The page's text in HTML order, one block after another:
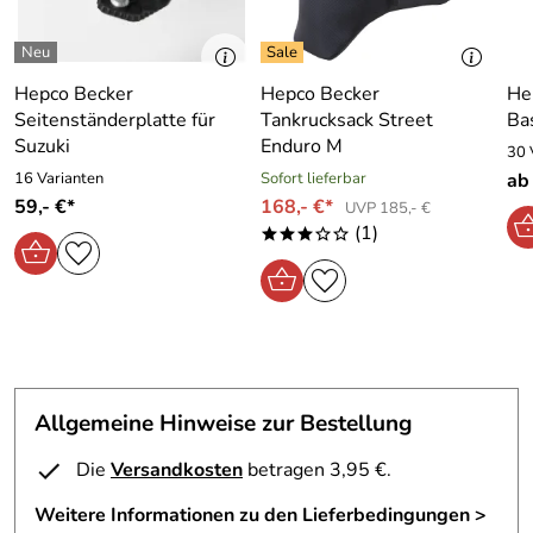
mehr. Einzelteile oder einzelne Seiten können ohne
Probleme bei uns via Mail bestellt werden.
schützt Tank, Seitenverkleidung und Vorbau
hochwertige Beschichtung
nützlich beim Verzurren des Motorrads
stabiles Rundrohr aus deutscher Fertigung
Lieferumfang: rechts + links + Anbaumaterial
Motorschutzbügel müssen nicht eingetragen werden
und benötigen keine ABE
bitte beachten Sie die hinterlegte Anbauanleitung
000).
- Gewicht: 3,3 kg
Hepco Becker
Seitenständerplatte für
Suzuki
16 Varianten
59,- €*
Hepco Becker
Tankrucksack Street
Enduro M
Sofort lieferbar
168,- €* UVP 185,- €
***oo (1)
30
Allgemeine Hinweise zur Bestellung
Die Versandkosten betragen 3,95 €.
Weitere Informationen zu den Lieferbedingungen >